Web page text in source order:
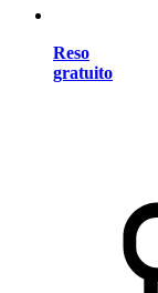
Reso
gratuito